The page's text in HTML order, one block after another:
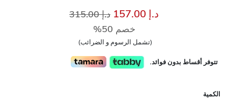
د.إ 157.00 سعر مخفض مند.إ 315.00
خصم 50%
(تشمل الرسوم و الضرائب)
تتوفر أقساط بدون فوائد.
الكمية